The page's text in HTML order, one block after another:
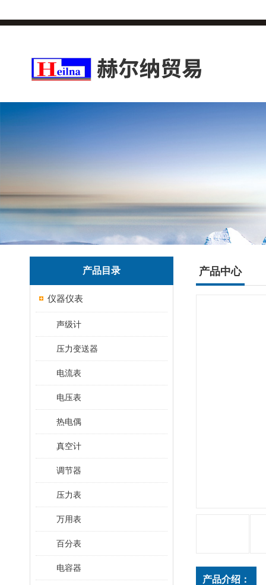
产品目录
仪器仪表
声级计
压力变送器
电流表
电压表
热电偶
真空计
调节器
压力表
万用表
百分表
电容器
产品中心
产品介绍：